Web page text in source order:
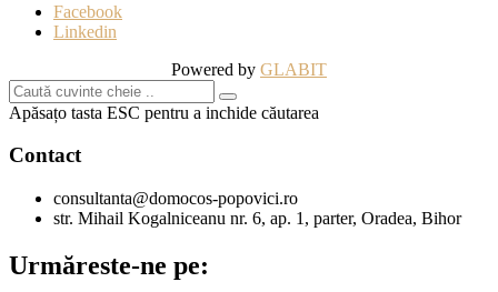
Facebook
Linkedin
Powered by GLABIT
Apăsațo tasta ESC pentru a inchide căutarea
Contact
consultanta@domocos-popovici.ro
str. Mihail Kogalniceanu nr. 6, ap. 1, parter, Oradea, Bihor
Urmăreste-ne pe: